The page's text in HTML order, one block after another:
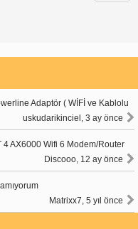
Adaptör ( WİFİ ve Kablolu
uskudarikinciel, 3 ay önce
4 AX6000 Wifi 6 Modem/Router
Discooo, 12 ay önce
Matrixx7, 5 yıl önce